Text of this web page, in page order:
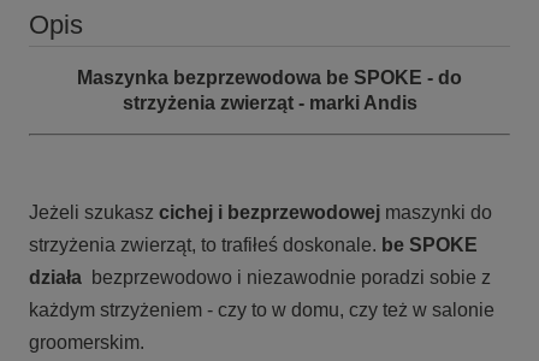
Opis
Maszynka bezprzewodowa be SPOKE - do
strzyżenia zwierząt - marki Andis
Jeżeli szukasz cichej i bezprzewodowej maszynki do
strzyżenia zwierząt, to trafiłeś doskonale. be SPOKE
działa bezprzewodowo i niezawodnie poradzi sobie z
każdym strzyżeniem - czy to w domu, czy też w salonie
groomerskim.